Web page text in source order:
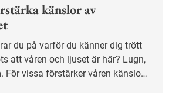
känslor av
att våren och ljuset är här? Lugn,
För vissa förstärker våren känslor